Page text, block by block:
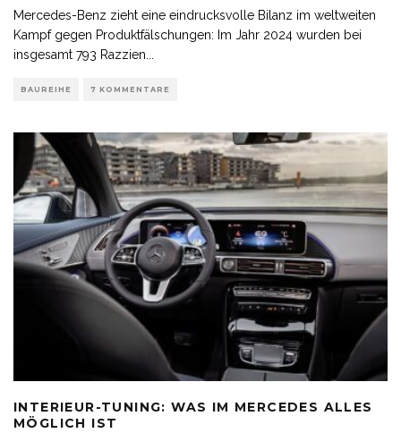
Mercedes-Benz zieht eine eindrucksvolle Bilanz im weltweiten
Kampf gegen Produktfälschungen: Im Jahr 2024 wurden bei
insgesamt 793 Razzien
BAUREIHE 7 KOMMENTARE
INTERIEUR-TUNING: WAS IM MERCEDES ALLES
MÖGLICH IST